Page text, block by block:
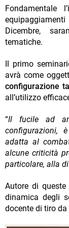
Fondamentale
Dicembre,
tematiche.
Il primo
avrà come
configurazione
all’utilizzo
“Il fucile ad
configurazioni,
adatta al
alcune criticità
particolare, alla
Autore di queste
dinamica degli
docente di tiro